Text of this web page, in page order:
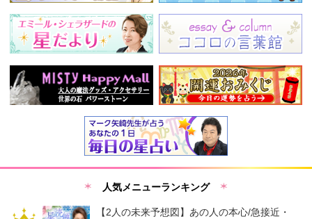
人気メニューランキング
【2人の未来予想図】あの人の本心/急接近・